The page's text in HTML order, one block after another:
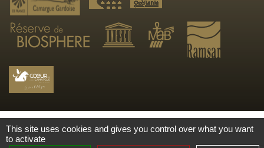
This site uses cookies and gives you control over what you want
to activate